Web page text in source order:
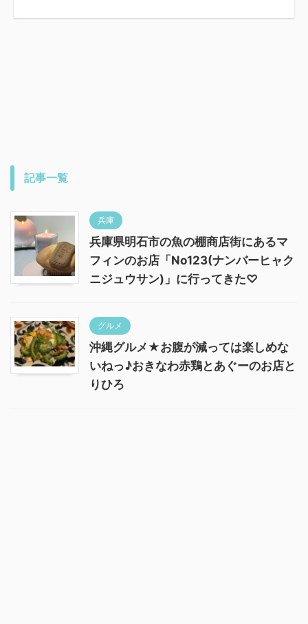
記事一覧
兵庫
兵庫県明石市の魚の棚商店街にあるマ
フィンのお店「No123(ナンバーヒャク
ニジュウサン)」に行ってきた♡
グルメ
沖縄グルメ★お腹が減っては楽しめな
いねっ♪おきなわ赤鶏とあぐーのお店と
りひろ